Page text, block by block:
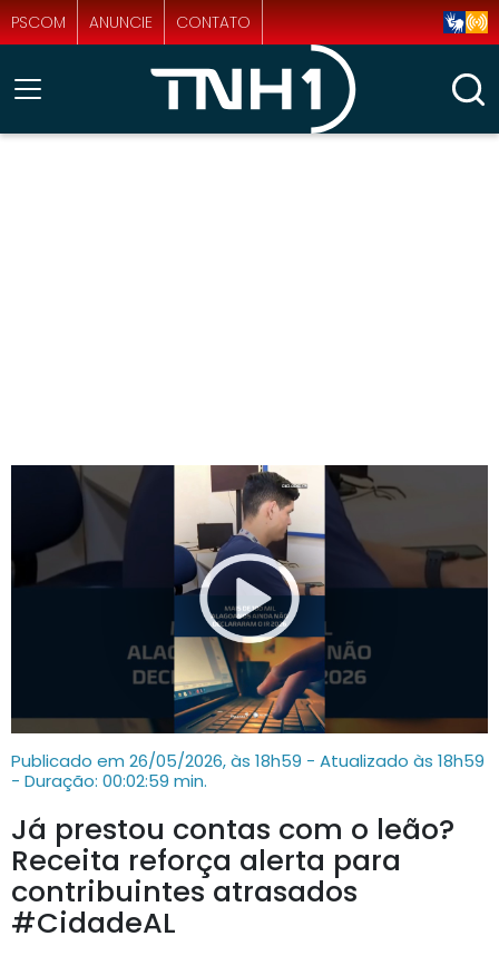
PSCOM ANUNCIE CONTATO
Publicado em 26/05/2026, às 18h59 - Atualizado às 18h59
- Duração: 00:02:59 min.
Já prestou contas com o leão?
Receita reforça alerta para
contribuintes atrasados
#CidadeAL